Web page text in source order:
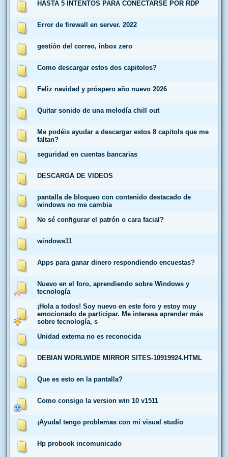
HASTA 5 INTENTOS PARA CONECTARSE POR RDP
Error de firewall en server. 2022
gestión del correo, inbox zero
Como descargar estos dos capitolos?
Feliz navidad y próspero año nuevo 2026
Quitar sonido de una melodía chill out
Me podéis ayudar a descargar estos 8 capitols que me
faltan?
seguridad en cuentas bancarias
DESCARGA DE VIDEOS
pantalla de bloqueo con contenido destacado de
windows no me cambia
No sé configurar el patrón o cara facial?
windows11
Apps para ganar dinero respondiendo encuestas?
Nuevo en el foro, aprendiendo sobre Windows y
tecnología
¡Hola a todos! Soy nuevo en este foro y estoy muy
emocionado de participar. Me interesa aprender más
sobre tecnología, s
Unidad externa no es reconocida
DEBIAN WORLWIDE MIRROR SITES-10919924.HTML
Que es esto en la pantalla?
Como consigo la version win 10 v1511
¡Ayuda! tengo problemas con mi visual studio
Hp probook incomunicado